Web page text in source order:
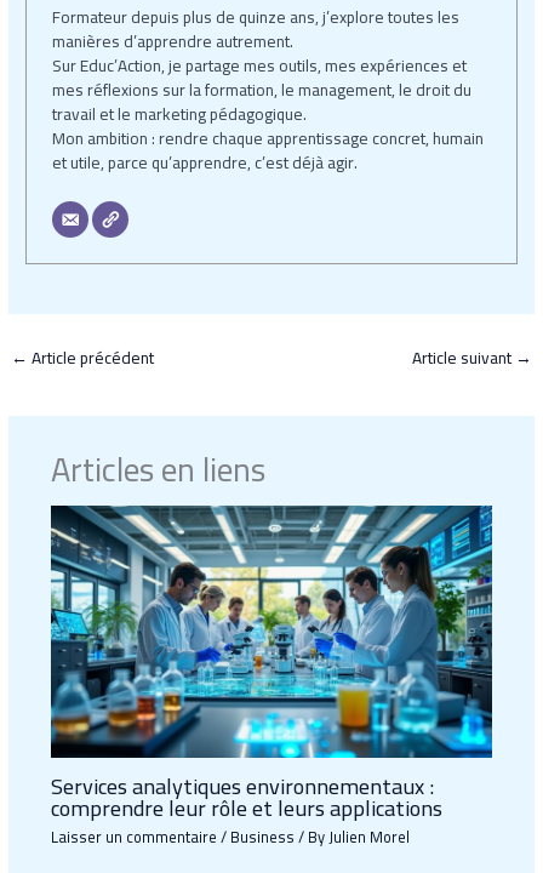
Formateur depuis plus de quinze ans, j’explore toutes les
manières d’apprendre autrement.
Sur Educ’Action, je partage mes outils, mes expériences et
mes réflexions sur la formation, le management, le droit du
travail et le marketing pédagogique.
Mon ambition : rendre chaque apprentissage concret, humain
et utile, parce qu’apprendre, c’est déjà agir.
←Article précédent Article suivant→
Articles en liens
Services analytiques environnementaux :
comprendre leur rôle et leurs applications
Laisser un commentaire/Business/ ByJulien Morel